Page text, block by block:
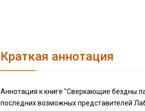
Краткая аннотация
Аннотация к книге "Сверкающие бездны
последних возможных представителей